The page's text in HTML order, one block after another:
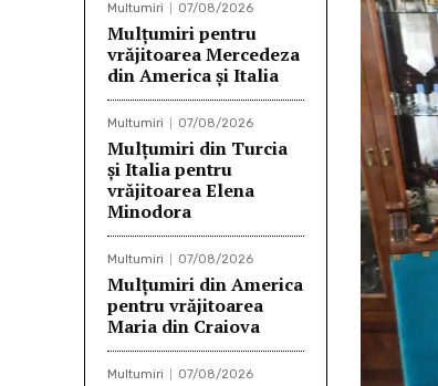
Multumiri 07/08/2026
Mulțumiri pentru
vrăjitoarea Mercedeza
din America și Italia
Multumiri 07/08/2026
Mulţumiri din Turcia
și Italia pentru
vrăjitoarea Elena
Minodora
Multumiri 07/08/2026
Mulţumiri din America
pentru vrăjitoarea
Maria din Craiova
Multumiri 07/08/2026